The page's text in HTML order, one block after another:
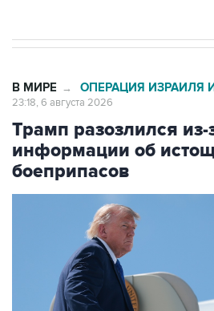
В МИРЕ → ОПЕРАЦИЯ ИЗРАИЛЯ
23:18, 6 августа 2026
Трамп разозлился из-
информации об
боеприпасов